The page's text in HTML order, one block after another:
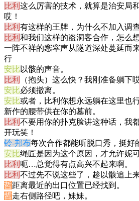
比利 这么厉害的技术，就算是治安局
哎！
比利 有这样的王牌，为什么不加入调
比利 和我们这样的盗洞客合作，怎么
一阵不祥的窸窣声从隧道深处蔓延而
行
安比 以骸的声音。
比利
（抱头）这么快？我刚准备躺下哎
安比必须撤离。
安比或者，比利你想永远躺在这里也
新作的腰带供在你的墓前。
比利 不要用你的扑克脸讲这种话，我
开玩笑！
铃-邦布每次合作都能听脱口秀，挺好
安比绳匠是因为这个原因，才允许妮
比利 呃…总觉得有点高兴不起来啊。
比利 不过先不说这些了，趁以骸追上
哲距离最近的出口位置已经找到。
哲走右侧路径吧，妹妹。